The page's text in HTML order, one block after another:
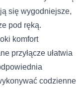
się wygodniejsze,
pod ręką.
komfort
przyłącze ułatwia
codzienne